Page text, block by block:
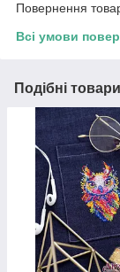
Повернення
Всі умови
Подібні